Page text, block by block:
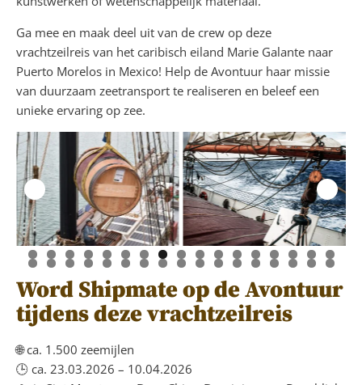
Ga mee en maak deel uit van de crew op deze
vrachtzeilreis van het caribisch eiland Marie Galante naar
Puerto Morelos in Mexico! Help de Avontuur haar missie
van duurzaam zeetransport te realiseren en beleef een
unieke ervaring op zee.
Word Shipmate op de Avontuur
tijdens deze vrachtzeilreis
🌐 ca. 1.500 zeemijlen
🕒 ca. 23.03.2026 – 10.04.2026